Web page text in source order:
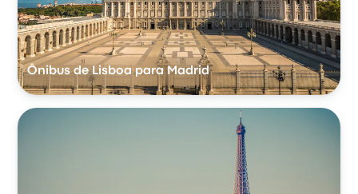
Ônibus de Lisboa para Madrid